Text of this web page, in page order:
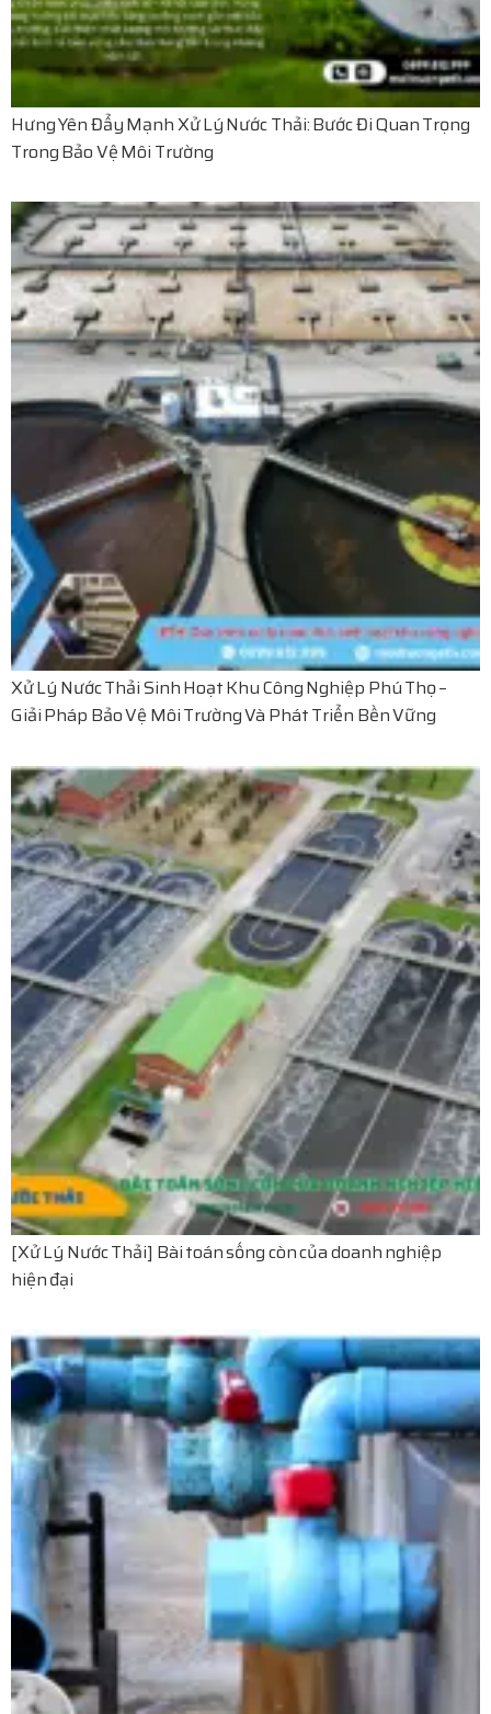
Hưng Yên Đẩy Mạnh Xử Lý Nước Thải: Bước Đi Quan Trọng
Trong Bảo Vệ Môi Trường
Xử Lý Nước Thải Sinh Hoạt Khu Công Nghiệp Phú Thọ –
Giải Pháp Bảo Vệ Môi Trường Và Phát Triển Bền Vững
[Xử Lý Nước Thải] Bài toán sống còn của doanh nghiệp
hiện đại